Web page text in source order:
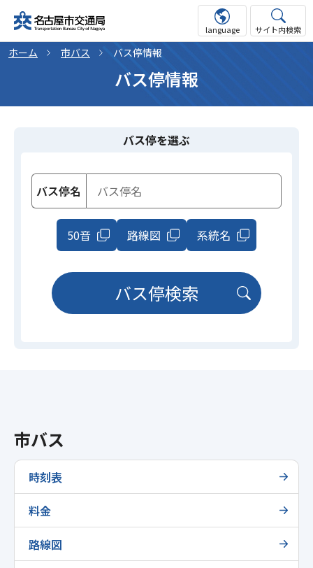
language サイト内検索
ホーム 市バス バス停情報
バス停情報
バス停を選ぶ
バス停名
50音 路線図 系統名
バス停検索
市バス
時刻表
料金
路線図